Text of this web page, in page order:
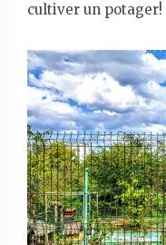
cultiver un potager!